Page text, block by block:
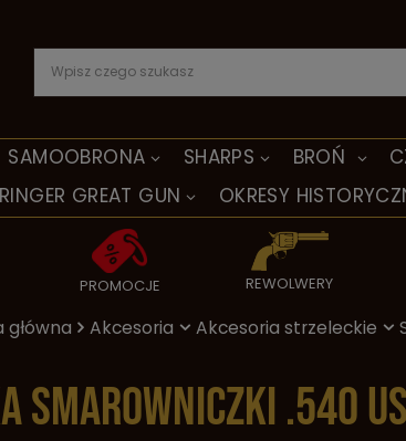
SAMOOBRONA SHARPS BROŃ
GREAT GUN
OKRESY
PROMOCJE REWOLWERY
główna Akcesoria Akcesoria strzeleckie
smarowniczki .540